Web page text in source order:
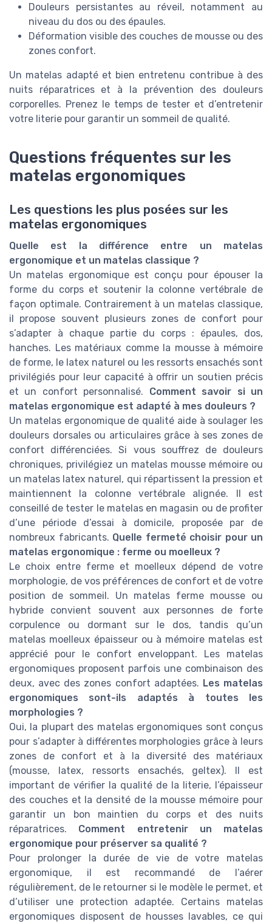
Douleurs persistantes au réveil, notamment au
niveau du dos ou des épaules.
Déformation visible des couches de mousse ou des
zones confort.
Un matelas adapté et bien entretenu contribue à des
nuits réparatrices et à la prévention des douleurs
corporelles. Prenez le temps de tester et d’entretenir
votre literie pour garantir un sommeil de qualité.
Questions fréquentes sur les
matelas ergonomiques
Les questions les plus posées sur les
matelas ergonomiques
Quelle est la différence entre un matelas
ergonomique et un matelas classique ?
Un matelas ergonomique est conçu pour épouser la
forme du corps et soutenir la colonne vertébrale de
façon optimale. Contrairement à un matelas classique,
il propose souvent plusieurs zones de confort pour
s’adapter à chaque partie du corps : épaules, dos,
hanches. Les matériaux comme la mousse à mémoire
de forme, le latex naturel ou les ressorts ensachés sont
privilégiés pour leur capacité à offrir un soutien précis
et un confort personnalisé. Comment savoir si un
matelas ergonomique est adapté à mes douleurs ?
Un matelas ergonomique de qualité aide à soulager les
douleurs dorsales ou articulaires grâce à ses zones de
confort différenciées. Si vous souffrez de douleurs
chroniques, privilégiez un matelas mousse mémoire ou
un matelas latex naturel, qui répartissent la pression et
maintiennent la colonne vertébrale alignée. Il est
conseillé de tester le matelas en magasin ou de profiter
d’une période d’essai à domicile, proposée par de
nombreux fabricants. Quelle fermeté choisir pour un
matelas ergonomique : ferme ou moelleux ?
Le choix entre ferme et moelleux dépend de votre
morphologie, de vos préférences de confort et de votre
position de sommeil. Un matelas ferme mousse ou
hybride convient souvent aux personnes de forte
corpulence ou dormant sur le dos, tandis qu’un
matelas moelleux épaisseur ou à mémoire matelas est
apprécié pour le confort enveloppant. Les matelas
ergonomiques proposent parfois une combinaison des
deux, avec des zones confort adaptées. Les matelas
ergonomiques sont-ils adaptés à toutes les
morphologies ?
Oui, la plupart des matelas ergonomiques sont conçus
pour s’adapter à différentes morphologies grâce à leurs
zones de confort et à la diversité des matériaux
(mousse, latex, ressorts ensachés, geltex). Il est
important de vérifier la qualité de la literie, l’épaisseur
des couches et la densité de la mousse mémoire pour
garantir un bon maintien du corps et des nuits
réparatrices. Comment entretenir un matelas
ergonomique pour préserver sa qualité ?
Pour prolonger la durée de vie de votre matelas
ergonomique, il est recommandé de l’aérer
régulièrement, de le retourner si le modèle le permet, et
d’utiliser une protection adaptée. Certains matelas
ergonomiques disposent de housses lavables, ce qui